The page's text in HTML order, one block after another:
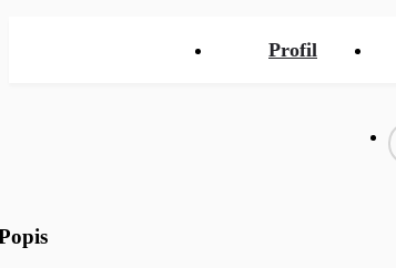
Profil